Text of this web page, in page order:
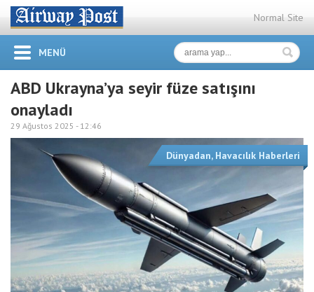
Normal Site
MENÜ
ABD Ukrayna’ya seyir füze satışını
onayladı
29 Ağustos 2025 - 12:46
Dünyadan, Havacılık Haberleri